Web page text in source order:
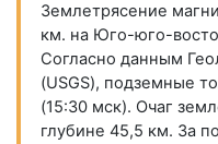
Землетрясение
км. на Юго-юго-
Согласно данным
(USGS), подземные
(15:30 мск). Очаг
глубине 45,5 км. За